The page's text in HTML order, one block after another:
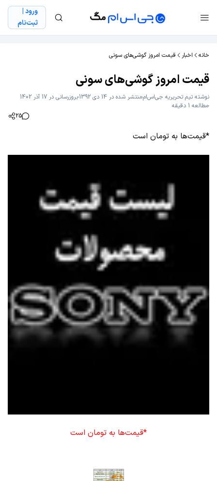
ورود |
ثبت‌نام
خانه اخبار قیمت امروز گوشی‌های سونی
قیمت امروز گوشی‌های سونی
نوشته تیم تحریریه جی‌اس‌اممنتشر شده در 14 دی 1392
بروزرسانی در 17 آذر 1402
مطالعه 1 دقیقه
25
*قیمت‌ها به تومان است
*قیمت‌ها به تومان است